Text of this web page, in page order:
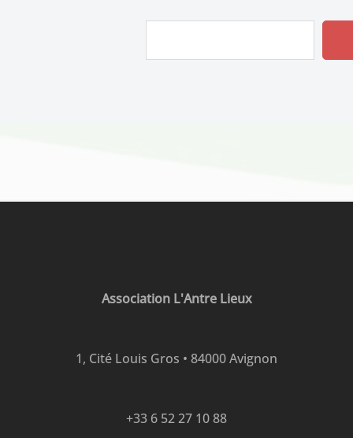
Association L'Antre Lieux
1, Cité Louis Gros • 84000 Avignon
+33 6 52 27 10 88